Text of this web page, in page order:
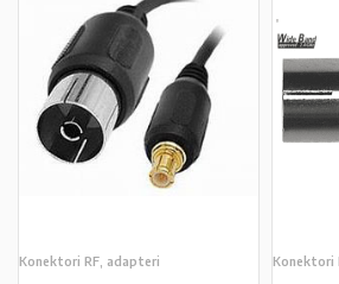
Konektori RF, adapteri Konektori